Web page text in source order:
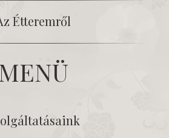
Étteremről